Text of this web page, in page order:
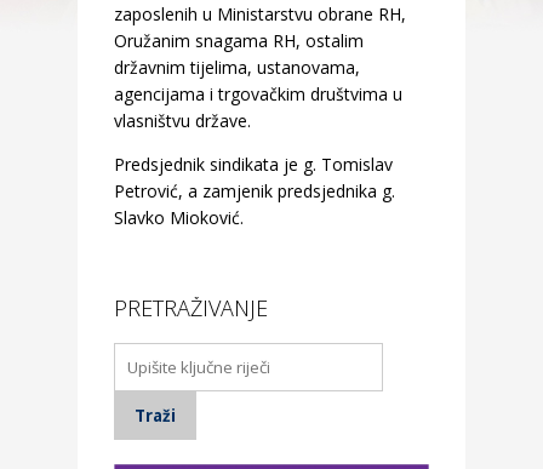
zaposlenih u Ministarstvu obrane RH,
Oružanim snagama RH, ostalim
državnim tijelima, ustanovama,
agencijama i trgovačkim društvima u
vlasništvu države.
Predsjednik sindikata je g. Tomislav
Petrović, a zamjenik predsjednika g.
Slavko Mioković.
PRETRAŽIVANJE